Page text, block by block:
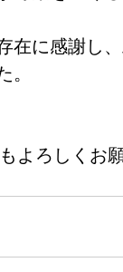
在に感謝し
。
よろしくお